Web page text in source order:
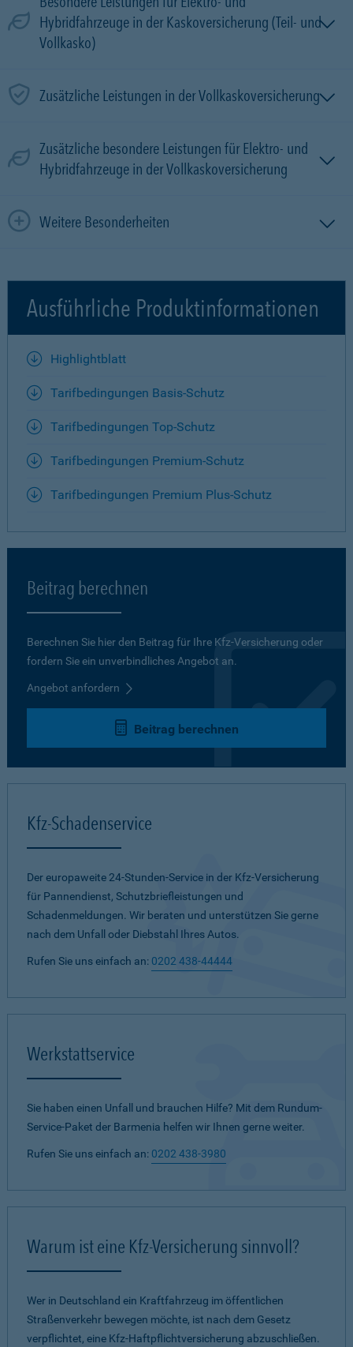
Hybridfahrzeuge in der Kaskoversicherung (Teil- und
Vollkasko)
Zusätzliche Leistungen in der Vollkaskoversicherung
Zusätzliche besondere Leistungen für Elektro- und
Hybridfahrzeuge in der Vollkaskoversicherung
Weitere Besonderheiten
Ausführliche Produktinformationen
Highlightblatt
Tarifbedingungen Basis-Schutz
Tarifbedingungen Top-Schutz
Tarifbedingungen Premium-Schutz
Tarifbedingungen Premium Plus-Schutz
Beitrag berechnen
Berechnen Sie hier den Beitrag für Ihre Kfz-Versicherung oder
fordern Sie ein unverbindliches Angebot an.
Angebot anfordern
Beitrag berechnen
Kfz-Schadenservice
Der europaweite 24-Stunden-Service in der Kfz-Versicherung
für Pannendienst, Schutzbriefleistungen und
Schadenmeldungen. Wir beraten und unterstützen Sie gerne
nach dem Unfall oder Diebstahl Ihres Autos.
Rufen Sie uns einfach an: 0202 438-44444
Werkstattservice
Sie haben einen Unfall und brauchen Hilfe? Mit dem Rundum-
Service-Paket der Barmenia helfen wir Ihnen gerne weiter.
Rufen Sie uns einfach an: 0202 438-3980
Warum ist eine Kfz-Versicherung sinnvoll?
Wer in Deutschland ein Kraftfahrzeug im öffentlichen
Straßenverkehr bewegen möchte, ist nach dem Gesetz
verpflichtet, eine Kfz-Haftpflichtversicherung abzuschließen.